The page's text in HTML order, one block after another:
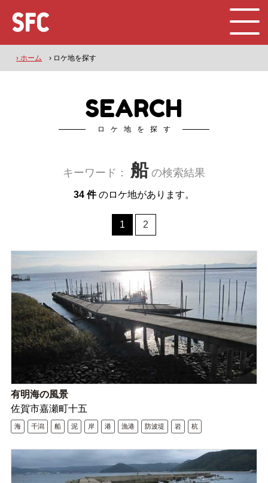
› ホーム › ロケ地を探す
SEARCH
ロケ地を探す
キーワード： 船の検索結果
34 件のロケ地があります。
1 2
有明海の風景
佐賀市嘉瀬町十五
海 干潟 船 泥 岸 港 漁港 防波堤 岩 杭